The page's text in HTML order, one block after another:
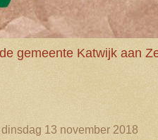
gemeente Katwijk aan
dinsdag 13 november 2018